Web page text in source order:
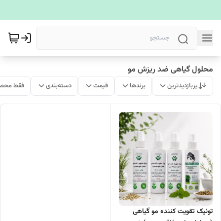
محلول گیاهی ضد ریزش مو
پربازدیدترین برندها قیمت دسته‌بندی فقط
تونیک تقویت کننده مو گیاهی